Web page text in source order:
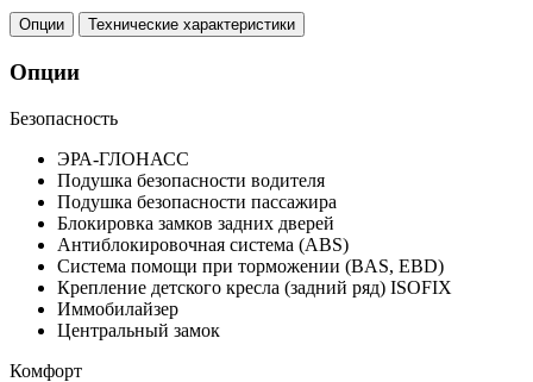
Опции Технические характеристики
Опции
Безопасность
ЭРА-ГЛОНАСС
Подушка безопасности водителя
Подушка безопасности пассажира
Блокировка замков задних дверей
Антиблокировочная система (ABS)
Система помощи при торможении (BAS, EBD)
Крепление детского кресла (задний ряд) ISOFIX
Иммобилайзер
Центральный замок
Комфорт